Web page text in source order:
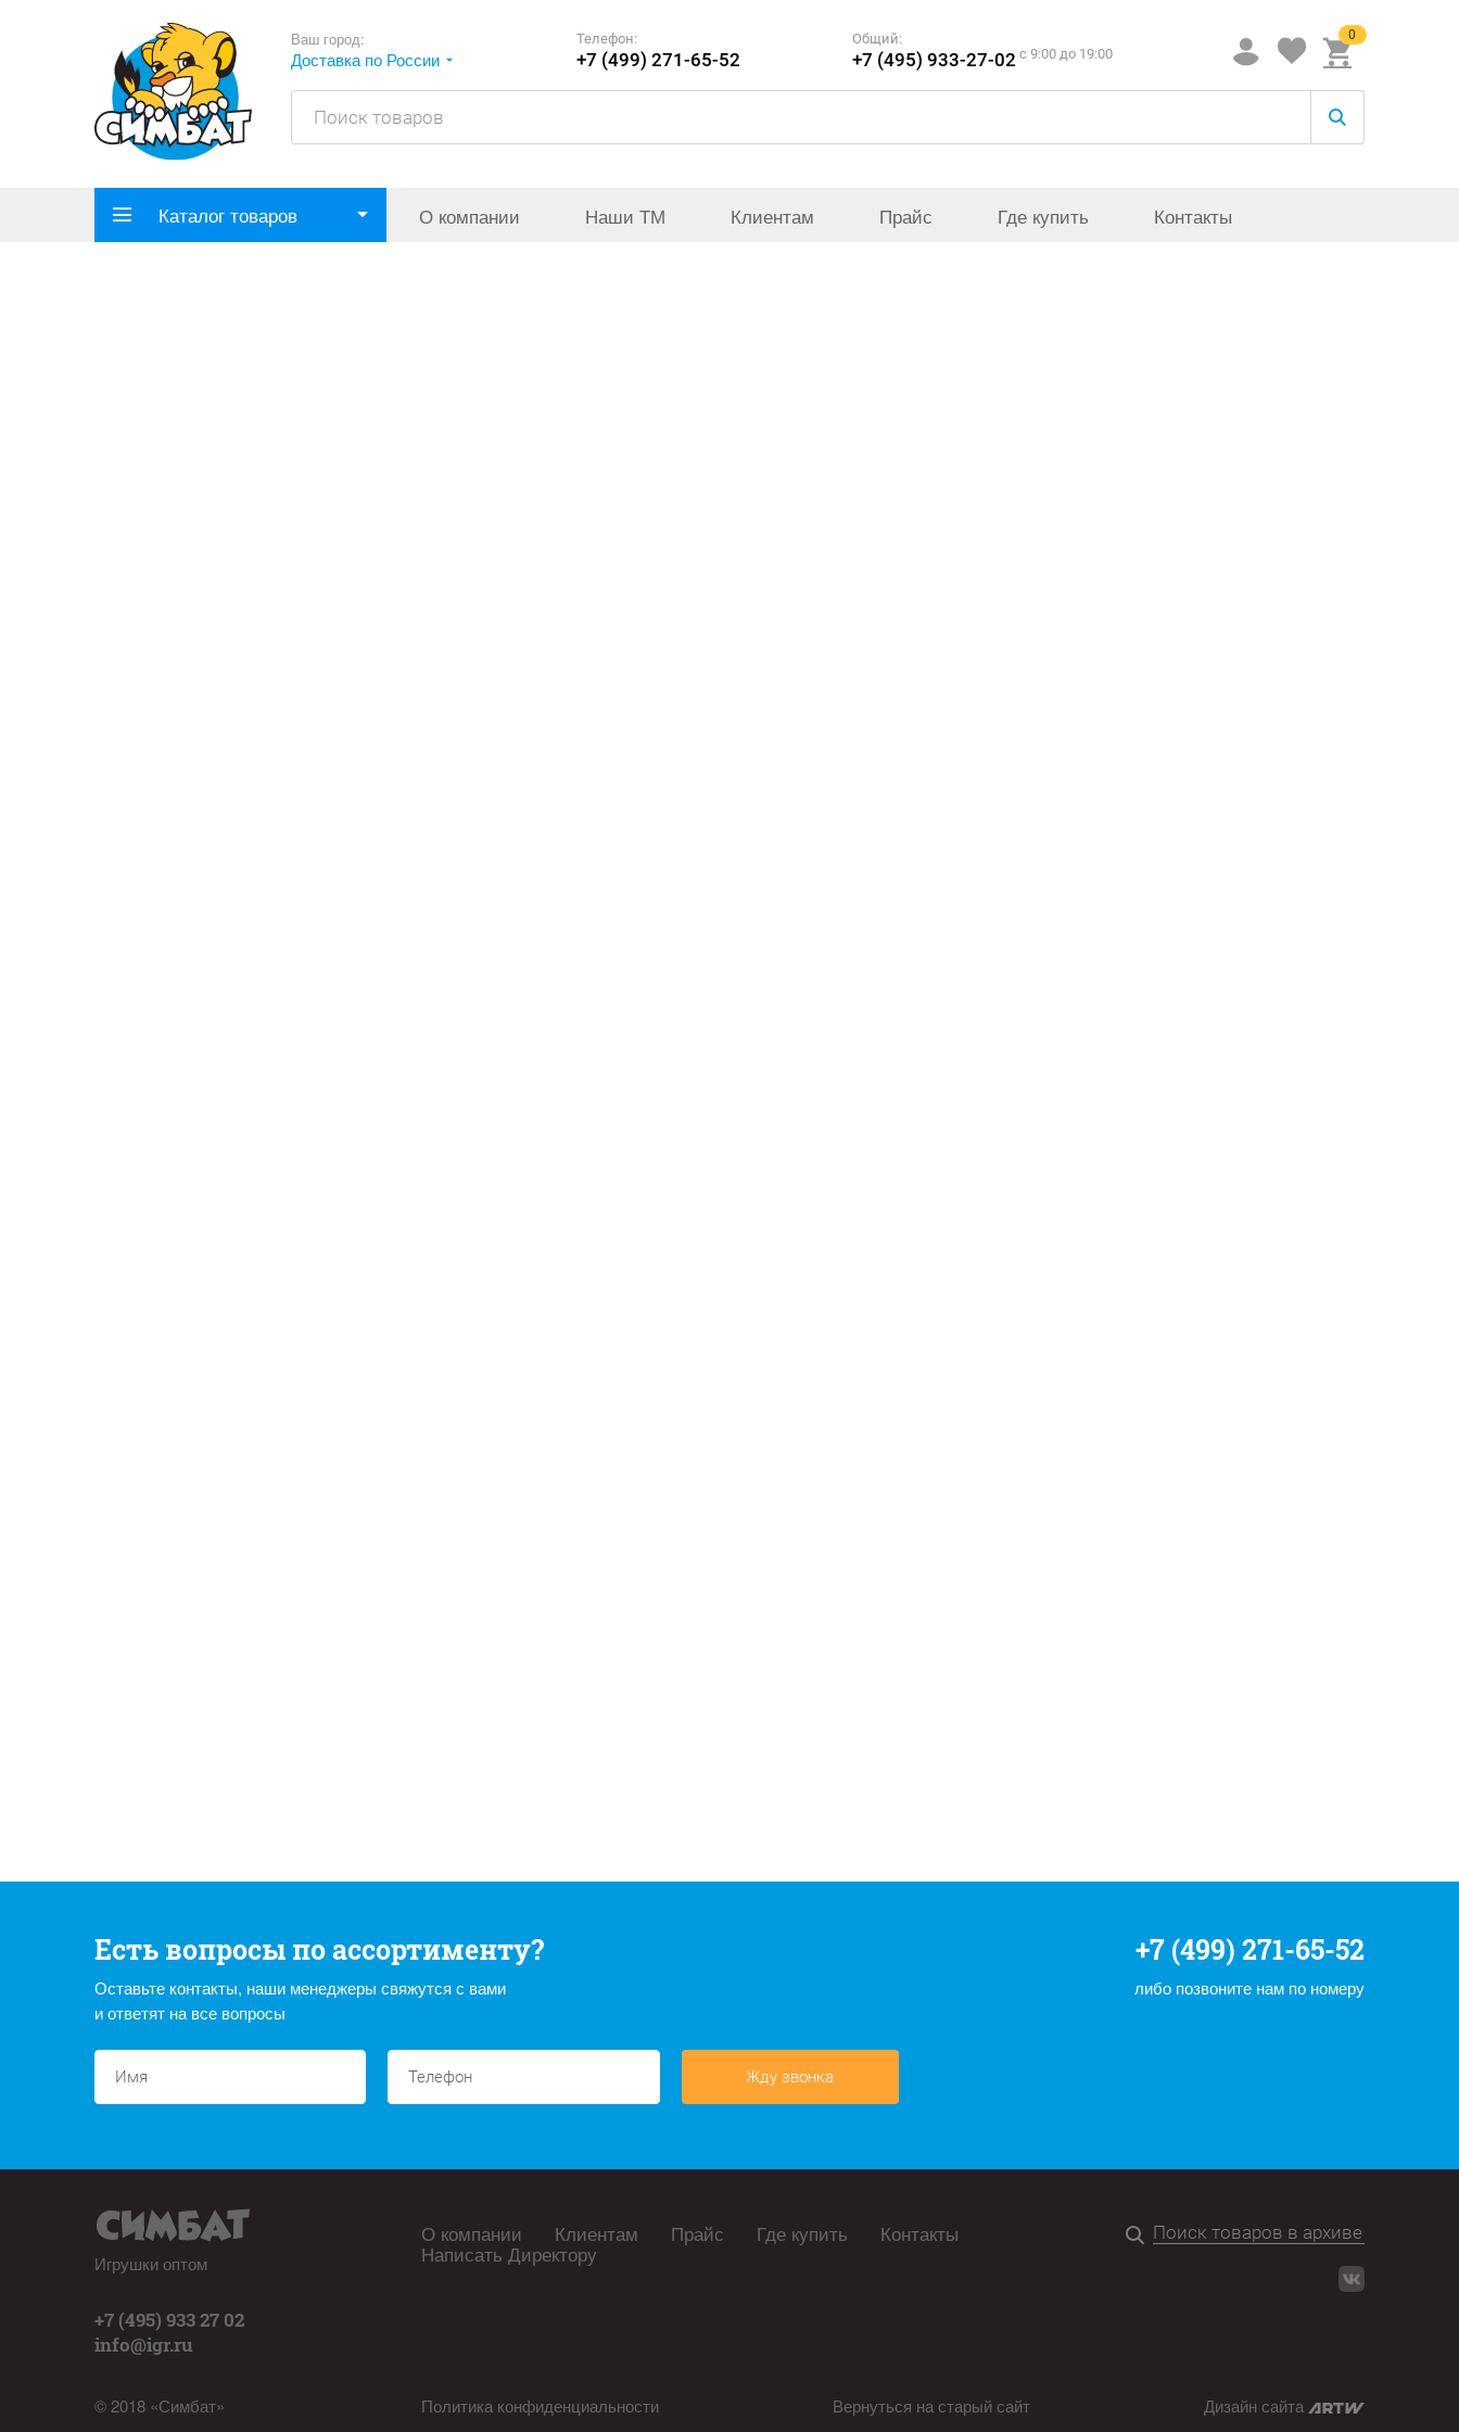
Ваш город:
Доставка по России
Телефон:
+7 (499) 271-65-52
Общий:
+7 (495) 933-27-02 c 9:00 до 19:00
0
Каталог товаров О компании Наши ТМ Клиентам Прайс Где купить Контакты
Есть вопросы по ассортименту?
Оставьте контакты, наши менеджеры свяжутся с вами
и ответят на все вопросы
+7 (499) 271-65-52
либо позвоните нам по номеру
Жду звонка
Игрушки оптом
+7 (495) 933 27 02
info@igr.ru
© 2018 «Симбат»
О компании Клиентам Прайс Где купить Контакты
Написать Директору
Политика конфиденциальности Вернуться на старый сайт Дизайн сайта